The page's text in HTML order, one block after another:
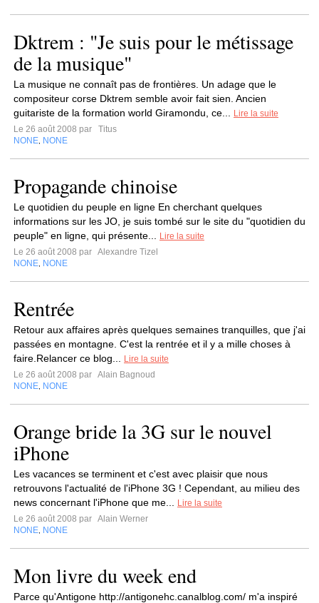
Dktrem : "Je suis pour le métissage
de la musique"
La musique ne connaît pas de frontières. Un adage que le
compositeur corse Dktrem semble avoir fait sien. Ancien
guitariste de la formation world Giramondu, ce...
Lire la suite
Le 26 août 2008 par
Titus
NONE NONE
Propagande chinoise
Le quotidien du peuple en ligne En cherchant quelques
informations sur les JO, je suis tombé sur le site du "quotidien du
peuple" en ligne, qui présente...
Lire la suite
Le 26 août 2008 par Alexandre Tizel
NONE NONE
Rentrée
Retour aux affaires après quelques semaines tranquilles, que j'ai
passées en montagne. C'est la rentrée et il y a mille choses à
faire.Relancer ce blog...
Lire la suite
Le 26 août 2008 par Alain Bagnoud
NONE NONE
Orange bride la 3G sur le nouvel
iPhone
Les vacances se terminent et c'est avec plaisir que nous
retrouvons l'actualité de l'iPhone 3G ! Cependant, au milieu des
news concernant l'iPhone que me...
Lire la suite
Le 26 août 2008 par Alain Werner
NONE NONE
Mon livre du week end
Parce qu'Antigone http://antigonehc.canalblog.com/ m'a inspiré